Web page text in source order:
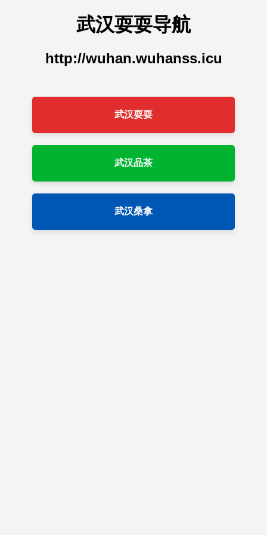
武汉耍耍导航
http://wuhan.wuhanss.icu
武汉耍耍
武汉品茶
武汉桑拿